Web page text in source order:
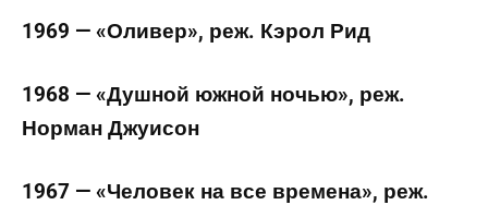
1969 — «Оливер», реж. Кэрол Рид
1968 — «Душной южной ночью», реж.
Норман Джуисон
1967 — «Человек на все времена», реж.